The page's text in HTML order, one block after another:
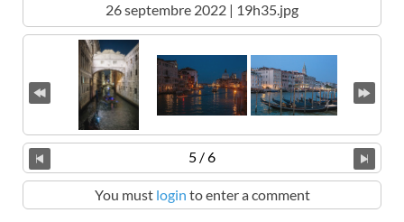
26 septembre 2022 | 19h35.jpg
5 / 6
You must login to enter a comment